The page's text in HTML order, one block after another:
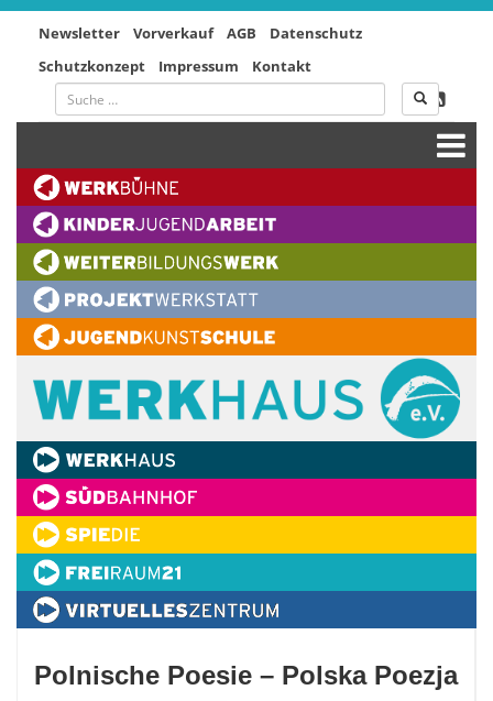
Newsletter Vorverkauf AGB
Datenschutz
Schutzkonzept
Impressum Kontakt
Polnische Poesie – Polska Poezja